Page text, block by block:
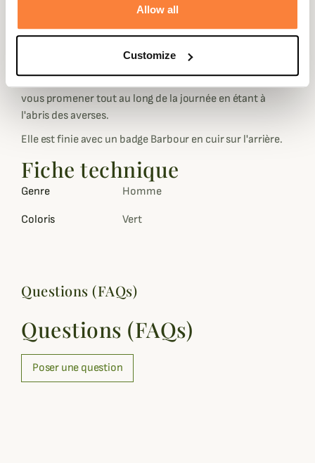
Allow all
Customize
imperméable Beaufort avec oreillettes rabattables et
pluie.
Très polyvalente et confortable, cette casquette sera
vous promener tout au long de la journée en étant à
l'abris des averses.
Elle est finie avec un badge Barbour en cuir sur l'arrière.
Fiche technique
Genre Homme
Coloris Vert
Questions (FAQs)
Questions (FAQs)
Poser une question